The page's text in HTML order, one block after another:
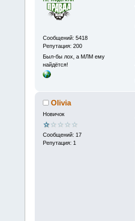
Сообщений: 5418
Репутация: 200
Был-бы лох, а МЛМ ему
найдётся!
Olivia
Новичок
Сообщений: 17
Репутация: 1